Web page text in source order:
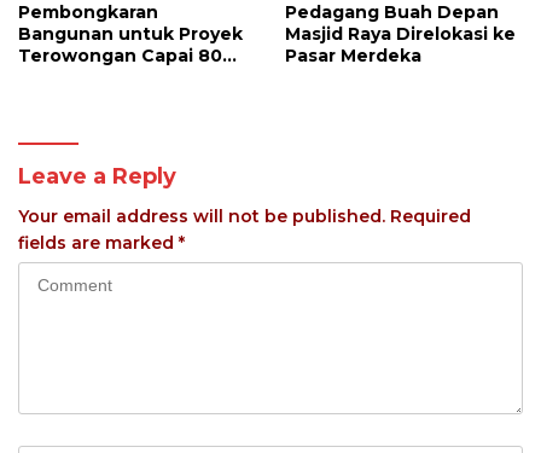
Pembongkaran
Bangunan untuk Proyek
Terowongan Capai 80
Pedagang Buah Depan
Masjid Raya Direlokasi ke
Pasar Merdeka
Leave a Reply
Your email address will not be published. Required
fields are marked *